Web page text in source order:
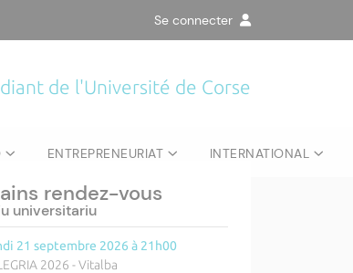
Se connecter
de l'Université de Corse
ENTREPRENEURIAT INTERNATIONAL
en cliquant ici.
rendez-vous
universitariu
21 septembre 2026 à 21h00
2026 - Vitalba